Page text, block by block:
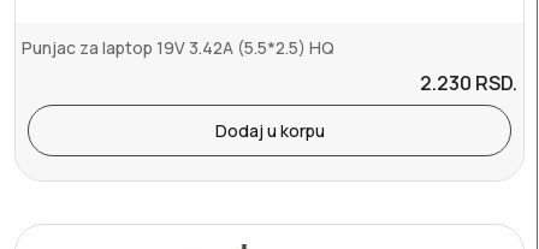
Punjac za laptop 19V 3.42A (5.5*2.5) HQ
2.230 RSD.
Dodaj u korpu